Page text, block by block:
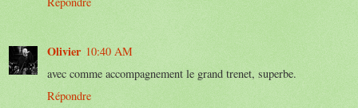
Olivier 10:40 AM
avec comme accompagnement le grand trenet, superbe.
Répondre